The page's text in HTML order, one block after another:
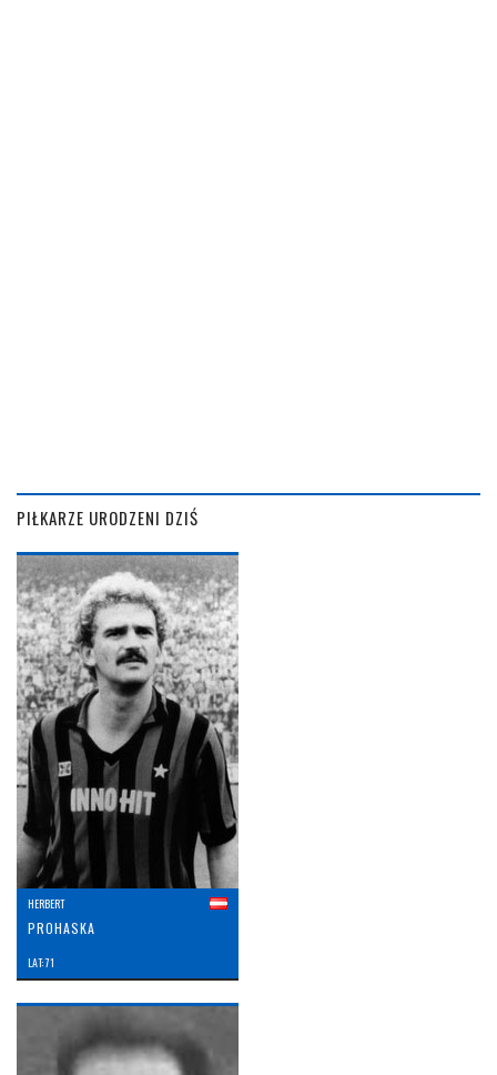
PIŁKARZE URODZENI DZIŚ
HERBERT
PROHASKA
LAT: 71